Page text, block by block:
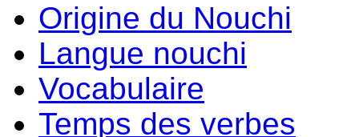
Origine du Nouchi
Langue nouchi
Vocabulaire
Temps des verbes